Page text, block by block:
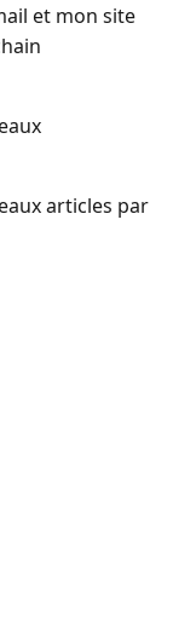
et mon site
articles par